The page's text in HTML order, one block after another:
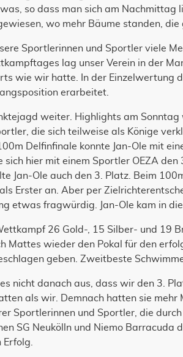
so dass man sich am Nachmittag
wo mehr Bäume standen,
Sportlerinnen und Sportler viele
lag unser Verein in der
wie wir hatte. In der Einzelwertung
erarbeitet.
weiter. Highlights am
die sich teilweise als Könige
Delfinfinale konnte Jan-Ole mit
hier mit einem Sportler OEZA
Jan-Ole auch den 3. Platz. Beim
Erster an. Aber per
etwas fragwürdig. Jan-Ole kam in
26 Gold-, 15 Silber- und 19
Mattes wieder den Pokal für den
geben. Zweitbeste
nicht danach aus, dass wir den 3.
als wir. Demnach hatten sie
Sportlerinnen und Sportler, die
SG Neukölln und Niemo